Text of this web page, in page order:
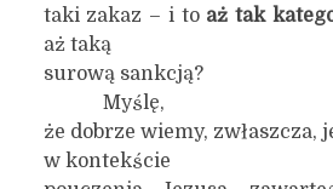
taki zakaz – i to aż tak
aż taką
surową sankcją?
Myślę,
że dobrze wiemy, zwłaszcza,
w kontekście